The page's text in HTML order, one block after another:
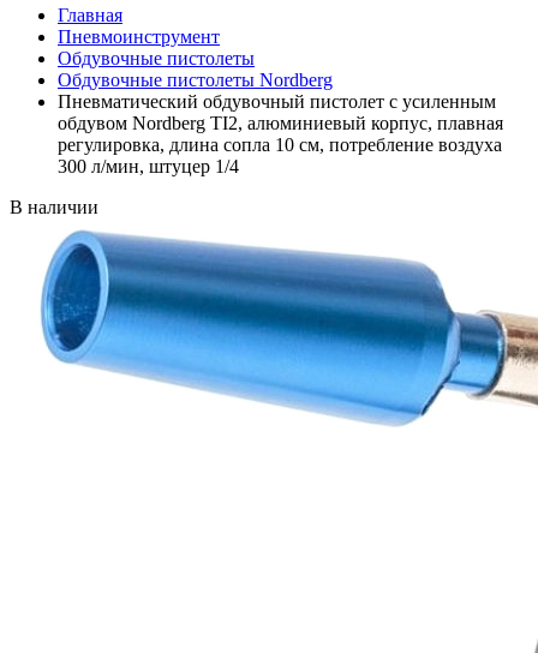
Главная
Пневмоинструмент
Обдувочные пистолеты
Обдувочные пистолеты Nordberg
Пневматический обдувочный пистолет с усиленным
обдувом Nordberg TI2, алюминиевый корпус, плавная
регулировка, длина сопла 10 см, потребление воздуха
300 л/мин, штуцер 1/4
В наличии